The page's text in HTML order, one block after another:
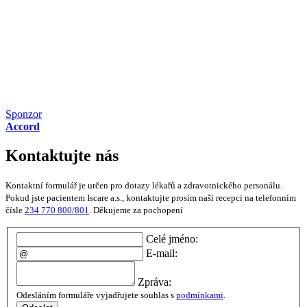
Sponzor
Accord
Kontaktujte nás
Kontaktní formulář je určen pro dotazy lékařů a zdravotnického personálu.
Pokud jste pacientem Iscare a.s., kontaktujte prosím naší recepci na telefonním
čísle 234 770 800/801. Děkujeme za pochopení
Celé jméno:
E-mail:
Zpráva:
Odesláním formuláře vyjadřujete souhlas s podmínkami